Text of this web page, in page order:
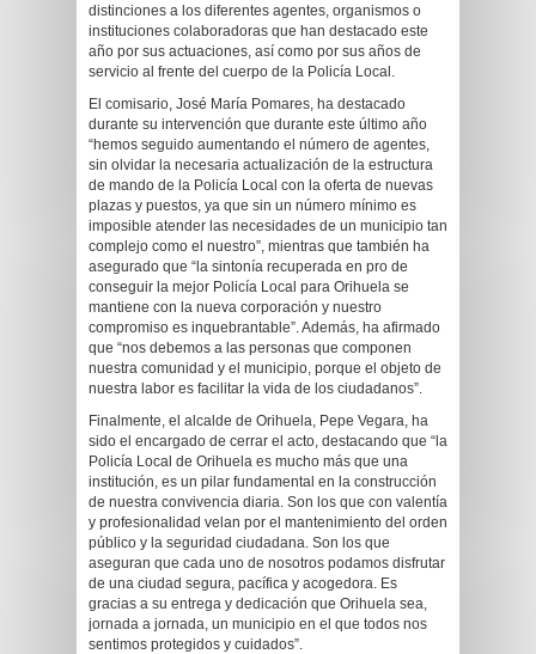
distinciones a los diferentes agentes, organismos o
instituciones colaboradoras que han destacado este
año por sus actuaciones, así como por sus años de
servicio al frente del cuerpo de la Policía Local.
El comisario, José María Pomares, ha destacado
durante su intervención que durante este último año
“hemos seguido aumentando el número de agentes,
sin olvidar la necesaria actualización de la estructura
de mando de la Policía Local con la oferta de nuevas
plazas y puestos, ya que sin un número mínimo es
imposible atender las necesidades de un municipio tan
complejo como el nuestro”, mientras que también ha
asegurado que “la sintonía recuperada en pro de
conseguir la mejor Policía Local para Orihuela se
mantiene con la nueva corporación y nuestro
compromiso es inquebrantable”. Además, ha afirmado
que “nos debemos a las personas que componen
nuestra comunidad y el municipio, porque el objeto de
nuestra labor es facilitar la vida de los ciudadanos”.
Finalmente, el alcalde de Orihuela, Pepe Vegara, ha
sido el encargado de cerrar el acto, destacando que “la
Policía Local de Orihuela es mucho más que una
institución, es un pilar fundamental en la construcción
de nuestra convivencia diaria. Son los que con valentía
y profesionalidad velan por el mantenimiento del orden
público y la seguridad ciudadana. Son los que
aseguran que cada uno de nosotros podamos disfrutar
de una ciudad segura, pacífica y acogedora. Es
gracias a su entrega y dedicación que Orihuela sea,
jornada a jornada, un municipio en el que todos nos
sentimos protegidos y cuidados”.